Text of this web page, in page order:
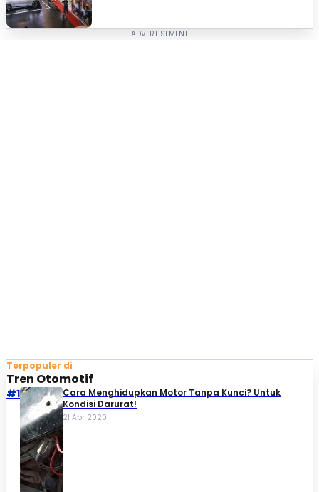
Terpopuler di
Tren Otomotif
#1
Cara Menghidupkan Motor Tanpa Kunci? Untuk
Kondisi Darurat!
21 Apr 2020